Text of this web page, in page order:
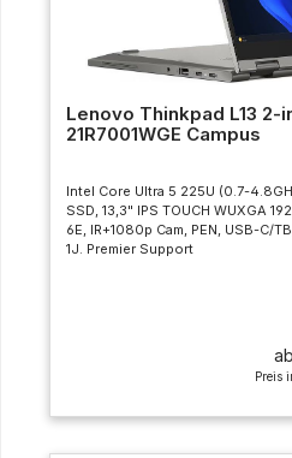
Lenovo Thinkpad L13 2-
21R7001WGE Campus
Intel Core Ultra 5 225U (0.7-
SSD, 13,3" IPS TOUCH WUXGA
6E, IR+1080p Cam, PEN, USB-C/
1J. Premier Support
ab
Preis